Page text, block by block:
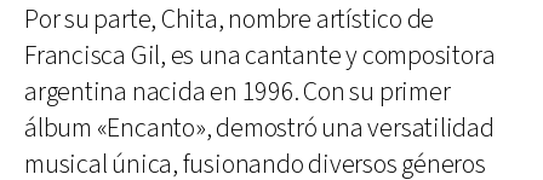
Por su parte, Chita, nombre artístico de
Francisca Gil, es una cantante y compositora
argentina nacida en 1996. Con su primer
álbum «Encanto», demostró una versatilidad
musical única, fusionando diversos géneros